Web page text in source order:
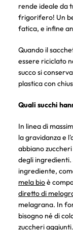
rende ideale da
frigorifero! Un
fatica, e infine
Quando il
essere riciclato
succo si
plastica con
Quali succhi
In linea di
la gravidanza e
abbiano
degli ingredienti.
ingrediente,
mela bioè
diretto di
melagrana. In
bisogno né di
zuccheri aggiunti.